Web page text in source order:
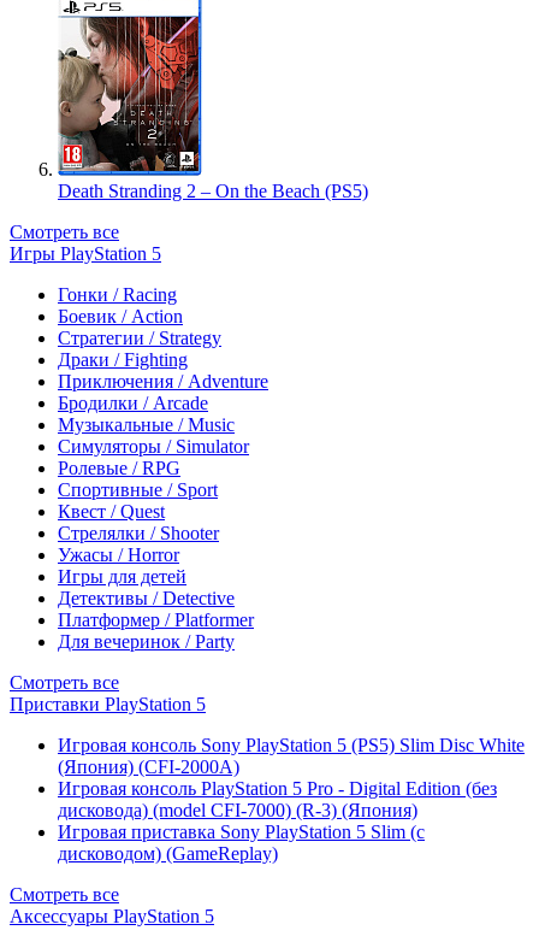
Death Stranding 2 – On the Beach (PS5)
Смотреть все
Игры PlayStation 5
Гонки / Racing
Боевик / Action
Стратегии / Strategy
Драки / Fighting
Приключения / Adventure
Бродилки / Arcade
Музыкальные / Music
Симуляторы / Simulator
Ролевые / RPG
Спортивные / Sport
Квест / Quest
Стрелялки / Shooter
Ужасы / Horror
Игры для детей
Детективы / Detective
Платформер / Platformer
Для вечеринок / Party
Смотреть все
Приставки PlayStation 5
Игровая консоль Sony PlayStation 5 (PS5) Slim Disc White
(Япония) (CFI-2000A)
Игровая консоль PlayStation 5 Pro - Digital Edition (без
дисковода) (model CFI-7000) (R-3) (Япония)
Игровая приставка Sony PlayStation 5 Slim (с
дисководом) (GameReplay)
Смотреть все
Аксессуары PlayStation 5